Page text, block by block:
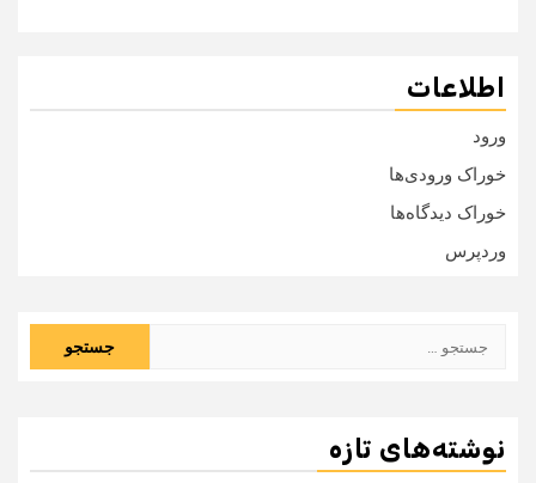
اطلاعات
ورود
خوراک ورودی‌ها
خوراک دیدگاه‌ها
وردپرس
نوشته‌های تازه